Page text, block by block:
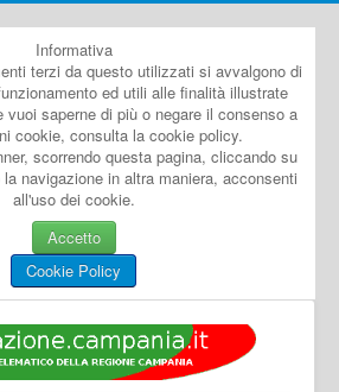
Informativa
terzi da questo utilizzati si avvalgono di
ed utili alle finalità illustrate
vuoi saperne di più o negare il consenso a
cookie, consulta la cookie policy.
scorrendo questa pagina, cliccando su
navigazione in altra maniera, acconsenti
all'uso dei cookie.
Accetto
Cookie Policy